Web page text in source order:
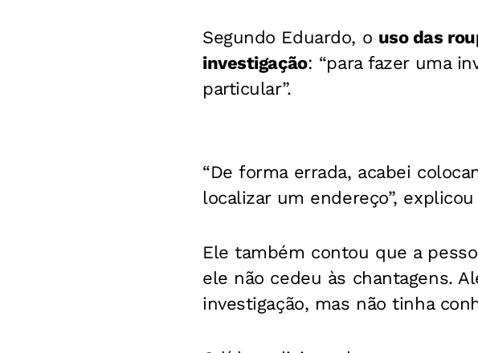
Segundo Eduardo, o uso das
investigação: “para fazer uma
particular”.
“De forma errada, acabei
localizar um endereço”,
Ele também contou que a
ele não cedeu às chantagens.
investigação, mas não tinha